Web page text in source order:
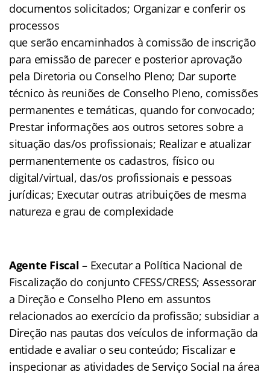
documentos solicitados; Organizar e conferir os
processos
que serão encaminhados à comissão de inscrição
para emissão de parecer e posterior aprovação
pela Diretoria ou Conselho Pleno; Dar suporte
técnico às reuniões de Conselho Pleno, comissões
permanentes e temáticas, quando for convocado;
Prestar informações aos outros setores sobre a
situação das/os profissionais; Realizar e atualizar
permanentemente os cadastros, físico ou
digital/virtual, das/os profissionais e pessoas
jurídicas; Executar outras atribuições de mesma
natureza e grau de complexidade
Agente Fiscal– Executar a Política Nacional de
Fiscalização do conjunto CFESS/CRESS; Assessorar
a Direção e Conselho Pleno em assuntos
relacionados ao exercício da profissão; subsidiar a
Direção nas pautas dos veículos de informação da
entidade e avaliar o seu conteúdo; Fiscalizar e
inspecionar as atividades de Serviço Social na área